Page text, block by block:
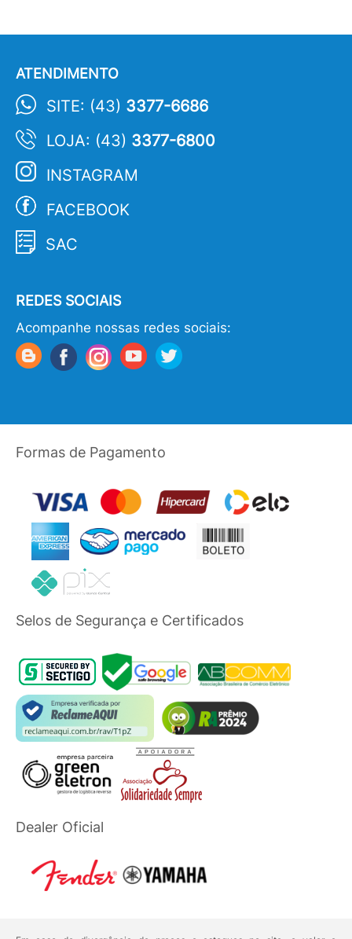
ATENDIMENTO
SITE: (43) 3377-6686
LOJA: (43) 3377-6800
INSTAGRAM
FACEBOOK
SAC
REDES SOCIAIS
Acompanhe nossas redes sociais:
Formas de Pagamento
Selos de Segurança e Certificados
Dealer Oficial